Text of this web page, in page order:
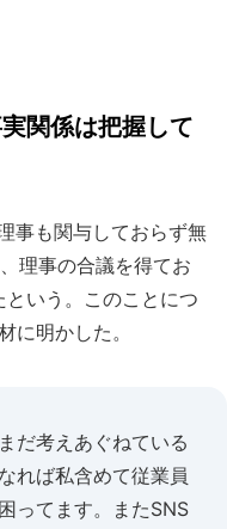
関係は把握して
事も関与しておらず無
理事の合議を得てお
という。このことにつ
に明かした。
だ考えあぐねている
れば私含めて従業員
ってます。またSNS